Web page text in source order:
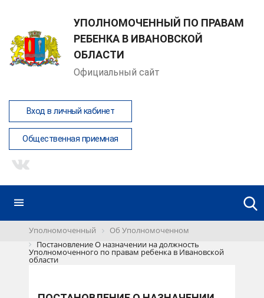
УПОЛНОМОЧЕННЫЙ ПО ПРАВАМ
РЕБЕНКА В ИВАНОВСКОЙ
ОБЛАСТИ
Официальный сайт
Вход в личный кабинет
Общественная приемная
Уполномоченный
Об Уполномоченном
Постановление О назначении на должность
Уполномоченного по правам ребенка в Ивановской
области